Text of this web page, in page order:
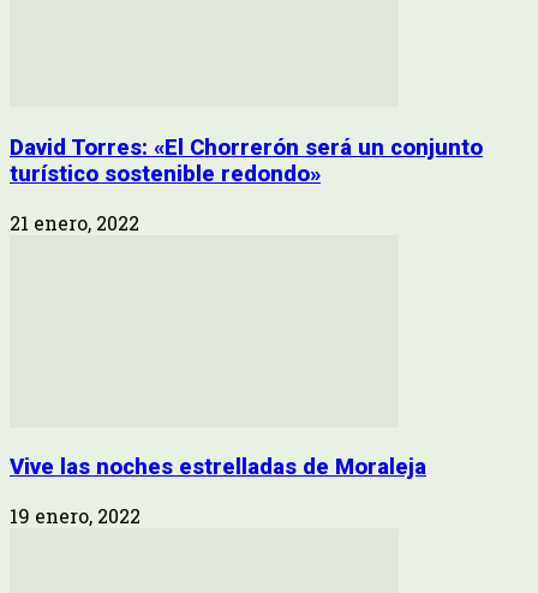
David Torres: «El Chorrerón será un conjunto
turístico sostenible redondo»
21 enero, 2022
Vive las noches estrelladas de Moraleja
19 enero, 2022